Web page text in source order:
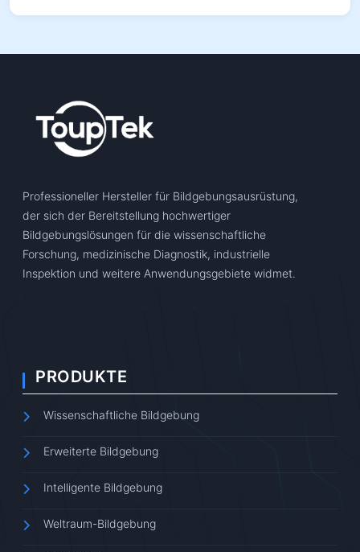
Professioneller Hersteller für Bildgebungsausrüstung,
der sich der Bereitstellung hochwertiger
Bildgebungslösungen für die wissenschaftliche
Forschung, medizinische Diagnostik, industrielle
Inspektion und weitere Anwendungsgebiete widmet.
PRODUKTE
Wissenschaftliche Bildgebung
Erweiterte Bildgebung
Intelligente Bildgebung
Weltraum-Bildgebung